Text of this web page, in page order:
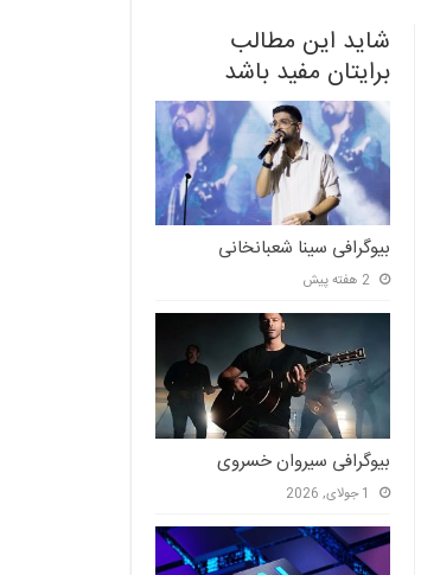
شاید این مطالب
برایتان مفید باشد
بیوگرافی سینا شعبانخانی
2 هفته پیش
بیوگرافی سیروان خسروی
1 جولای, 2026